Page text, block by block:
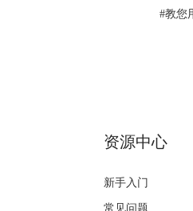
#教您
资源中心
新手入门
常见问题